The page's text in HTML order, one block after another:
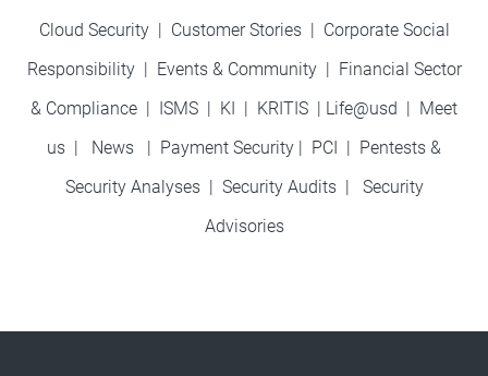
Cloud Security | Customer Stories| Corporate Social
Responsibility| Events & Community | Financial Sector
& Compliance | ISMS | KI | KRITIS | Life@usd | Meet
us | News | Payment Security | PCI | Pentests &
Security Analyses | Security Audits| Security
Advisories